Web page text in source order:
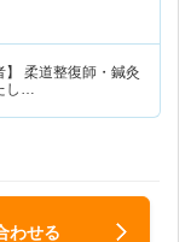
】 柔道整復師・鍼灸
し…
わせる